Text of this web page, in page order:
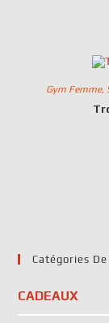
Gym Femme,
Catégories
CADEAUX